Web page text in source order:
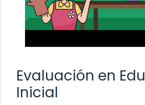
Evaluación en
Inicial